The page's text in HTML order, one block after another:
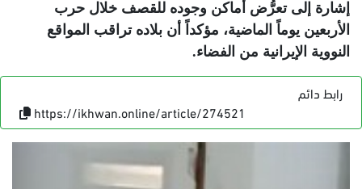
إشارة إلى تعرُّض أماكن وجوده للقصف خلال حرب
الأربعين يوماً الماضية، مؤكداً أن بلاده تراقب المواقع
النووية الإيرانية من الفضاء.
رابط دائم
https://ikhwan.online/article/274521